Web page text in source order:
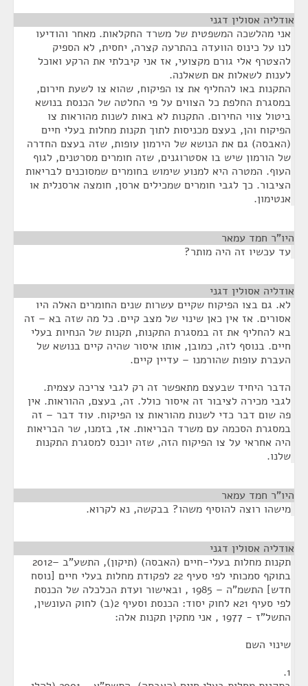
אודליה אסולין דגני
אני מהלשכה המשפטית של משרד החקלאות. מאחר והודיעו
לנו על כינוס הוועדה בהתרעה קצרה, יחסית, לא הספיק
להצטרף אלי גורם מקצועי, אז אני קיבלתי את הרקע ואוכל
לענות לשאלות אם תשאלנה.
התקנות באו להחליף את צו הפיקוח, שהוא צו לשעת חירום,
במסגרת החלפת כל הצווים על פי החלטה של הכנסת בנושא
ביטול צווי החירום. התקנות לא באות לשנות מהוראות צו
הפיקוח והן, בעצם מכניסות לתוך תקנות מחלות בעלי חיים
(האבסה) גם את הנושא של הירמון עופות, שזה בעצם החדרה
של הורמון שיש בו אסטרוגנים, שזה חומרים מסרטנים, לגוף
העוף. המטרה היא למנוע שימוש בחומרים שמסוכנים לבריאות
הציבור. כך לגבי חומרים שמכילים ארסן, חומצה ארסנלית או
אנטימון.
היו"ר חמד עמאר
עד עכשיו זה היה מותר?
אודליה אסולין דגני
לא. גם בצו הפיקוח שקיים עשרות שנים החומרים האלה היו
אסורים. אז אין כאן שינוי של מצב קיים. כל מה שזה בא – זה
בא להחליף את זה במסגרת התקנות, תקנות של הנחיות בעלי
חיים. בנוסף לזה, כמובן, אותו איסור שהיה קיים בנושא של
העברת עופות שהורמנו – עדיין קיים.
הדבר היחיד שבעצם מתאפשר זה רק לגבי צריכה עצמית.
לגבי מכירה לציבור זה איסור כולל. זה, בעצם, ההוראות. אין
פה שום דבר כדי לשנות מהוראות צו הפיקוח. עוד דבר – זה
במסגרת הסכמה עם משרד הבריאות. אז, בזמנו, שר הבריאות
היה אחראי על צו הפיקוח הזה, שזה יוכנס למסגרת התקנות
שלנו.
היו"ר חמד עמאר
מישהו רוצה להוסיף משהו? בבקשה, נא לקרוא.
אודליה אסולין דגני
תקנות מחלות בעלי-חיים (האבסה) (תיקון), התשע"ב –2012
בתוקף סמכותי לפי סעיף 22 לפקודת מחלות בעלי חיים [נוסח
חדש] התשמ"ה – 1985 , ובאישור ועדת הכלכלה של הכנסת
לפי סעיף 21א לחוק יסוד: הכנסת וסעיף 2(ב) לחוק העונשין,
התשל"ז - 1977 , אני מתקין תקנות אלה:
שינוי השם
1.